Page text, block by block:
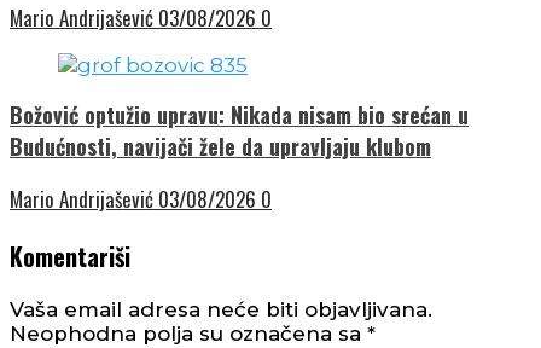
Mario Andrijašević 03/08/2026 0
Božović optužio upravu: Nikada nisam bio srećan u
Budućnosti, navijači žele da upravljaju klubom
Mario Andrijašević 03/08/2026 0
Komentariši
Vaša email adresa neće biti objavljivana.
Neophodna polja su označena sa *